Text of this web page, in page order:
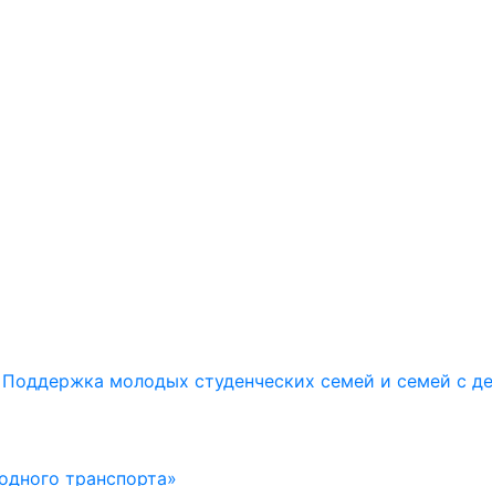
Поддержка молодых студенческих семей и семей с
транспорта»